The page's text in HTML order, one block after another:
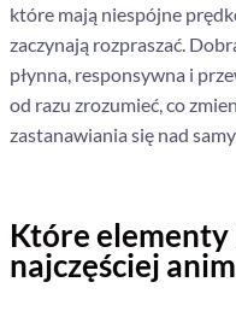
które mają niespójne
zaczynają rozpraszać.
płynna, responsywna i
od razu zrozumieć, co
zastanawiania się nad
Które
najczęściej